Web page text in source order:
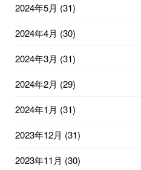
2024年5月 (31)
2024年4月 (30)
2024年3月 (31)
2024年2月 (29)
2024年1月 (31)
2023年12月 (31)
2023年11月 (30)